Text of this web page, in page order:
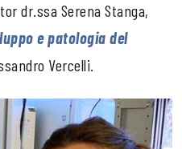
dr.ssa Serena Stanga,
e patologia del
Vercelli.